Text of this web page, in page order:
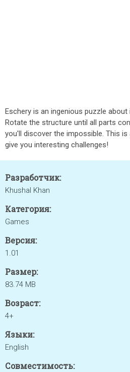
Eschery is an ingenious puzzle
Rotate the structure until all parts
you'll discover the impossible. This is
give you interesting challenges!
Разработчик:
Khushal Khan
Категория:
Games
Версия:
1.01
Размер:
83.74 MB
Возраст:
4+
Языки:
English
Совместимость: